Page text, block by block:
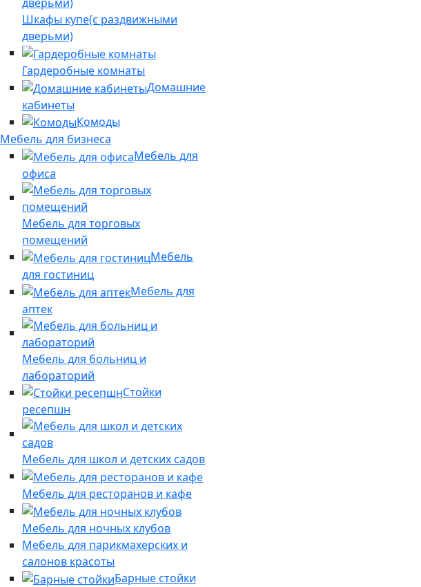
Шкафы купе(с раздвижными
дверьми)
Гардеробные комнаты
Домашние
кабинеты
Комоды
Мебель для бизнеса
Мебель для
офиса
Мебель для торговых
помещений
Мебель
для гостиниц
Мебель для
аптек
Мебель для больниц и
лабораторий
Стойки
ресепшн
Мебель для школ и детских садов
Мебель для ресторанов и кафе
Мебель для ночных клубов
Мебель для парикмахерских и
салонов красоты
Барные стойки